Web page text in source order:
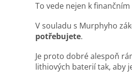
To vede nejen k
V souladu s Murphyho
potřebujete.
Je proto dobré alespoň
lithiových baterií tak, aby